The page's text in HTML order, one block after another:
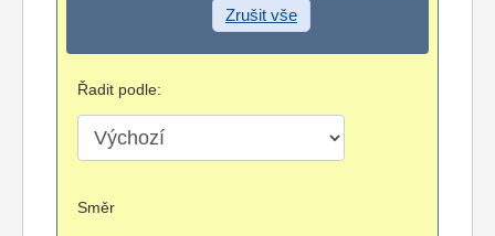
Zrušit vše
Řadit podle:
Směr